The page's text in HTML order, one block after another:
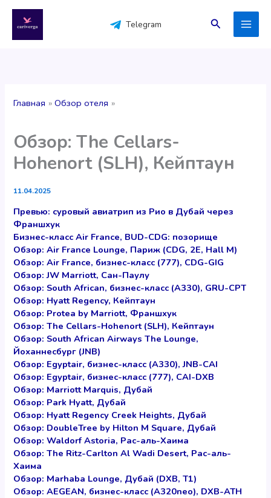
содержимому
Telegram Поиск
Главная Обзор отеля
Обзор: The Cellars-
Hohenort (SLH), Кейптаун
11.04.2025
Превью: суровый авиатрип из Рио в Дубай через
Франшхук
Бизнес-класс Air France, BUD-CDG: позорище
Обзор: Air France Lounge, Париж (CDG, 2E, Hall M)
Обзор: Air France, бизнес-класс (777), CDG-GIG
Обзор: JW Marriott, Сан-Паулу
Обзор: South African, бизнес-класс (А330), GRU-CPT
Обзор: Hyatt Regency, Кейптаун
Обзор: Protea by Marriott, Франшхук
Обзор: The Cellars-Hohenort (SLH), Кейптаун
Обзор: South African Airways The Lounge,
Йоханнесбург (JNB)
Обзор: Egyptair, бизнес-класс (А330), JNB-CAI
Обзор: Egyptair, бизнес-класс (777), CAI-DXB
Обзор: Marriott Marquis, Дубай
Обзор: Park Hyatt, Дубай
Обзор: Hyatt Regency Creek Heights, Дубай
Обзор: DoubleTree by Hilton M Square, Дубай
Обзор: Waldorf Astoria, Рас-аль-Хаима
Обзор: The Ritz-Carlton Al Wadi Desert, Рас-аль-
Хаима
Обзор: Marhaba Lounge, Дубай (DXB, T1)
Обзор: AEGEAN, бизнес-класс (А320neo), DXB-ATH